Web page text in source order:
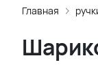
Главная